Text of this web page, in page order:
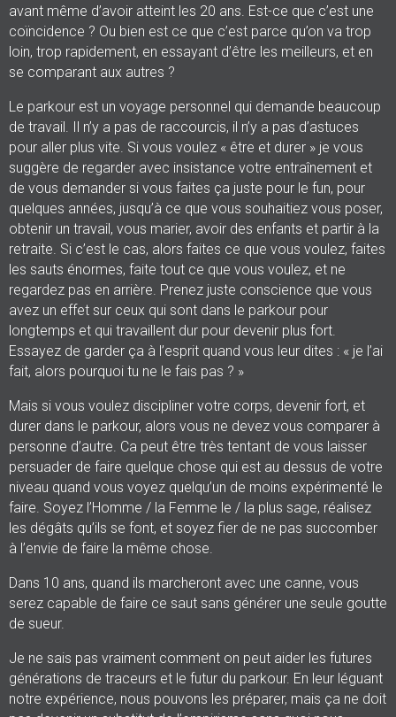
avant même d’avoir atteint les 20 ans. Est-ce que c’est une
coïncidence ? Ou bien est ce que c’est parce qu’on va trop
loin, trop rapidement, en essayant d’être les meilleurs, et en
se comparant aux autres ?
Le parkour est un voyage personnel qui demande beaucoup
de travail. Il n’y a pas de raccourcis, il n’y a pas d’astuces
pour aller plus vite. Si vous voulez « être et durer » je vous
suggère de regarder avec insistance votre entraînement et
de vous demander si vous faites ça juste pour le fun, pour
quelques années, jusqu’à ce que vous souhaitiez vous poser,
obtenir un travail, vous marier, avoir des enfants et partir à la
retraite. Si c’est le cas, alors faites ce que vous voulez, faites
les sauts énormes, faite tout ce que vous voulez, et ne
regardez pas en arrière. Prenez juste conscience que vous
avez un effet sur ceux qui sont dans le parkour pour
longtemps et qui travaillent dur pour devenir plus fort.
Essayez de garder ça à l’esprit quand vous leur dites : « je l’ai
fait, alors pourquoi tu ne le fais pas ? »
Mais si vous voulez discipliner votre corps, devenir fort, et
durer dans le parkour, alors vous ne devez vous comparer à
personne d’autre. Ca peut être très tentant de vous laisser
persuader de faire quelque chose qui est au dessus de votre
niveau quand vous voyez quelqu’un de moins expérimenté le
faire. Soyez l’Homme / la Femme le / la plus sage, réalisez
les dégâts qu’ils se font, et soyez fier de ne pas succomber
à l’envie de faire la même chose.
Dans 10 ans, quand ils marcheront avec une canne, vous
serez capable de faire ce saut sans générer une seule goutte
de sueur.
Je ne sais pas vraiment comment on peut aider les futures
générations de traceurs et le futur du parkour. En leur léguant
notre expérience, nous pouvons les préparer, mais ça ne doit